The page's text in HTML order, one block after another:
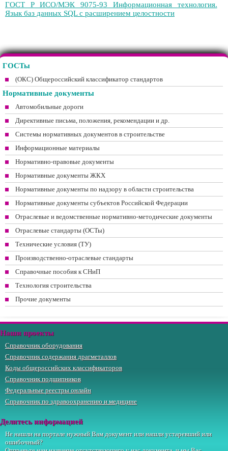
ГОСТ Р ИСО/МЭК 9075-93 Информационная технология.
Язык баз данных SQL с расширением целостности
ГОСТы
(ОКС) Общероссийский классификатор стандартов
Нормативные документы
Автомобильные дороги
Директивные письма, положения, рекомендации и др.
Системы нормативных документов в строительстве
Информационные материалы
Нормативно-правовые документы
Нормативные документы ЖКХ
Нормативные документы по надзору в области строительства
Нормативные документы субъектов Российской Федерации
Отраслевые и ведомственные нормативно-методические документы
Отраслевые стандарты (ОСТы)
Технические условия (ТУ)
Производственно-отраслевые стандарты
Справочные пособия к СНиП
Технология строительства
Прочие документы
Наши проекты
Справочник оборудования
Справочник содержания драгметаллов
Коды общероссийских классификаторов
Справочник подшипников
Федеральные реестры онлайн
Справочник по здравоохранению и медицине
Делитесь информацией
Не нашли на портале нужный Вам документ или нашли устаревший или
ошибочный?